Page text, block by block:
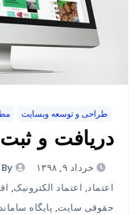
طراحی و توسعه وبسایت
دریافت و ثبت
خرداد ۹, ۱۳۹۸ By مدیر سایت
اعتماد, اعتماد الکترونیک,
حقوقی سایت, پایگاه